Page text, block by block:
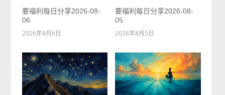
要福利每日分享2026-08-
06
2026年8月6日
要福利每日分享2026-08-
05
2026年8月5日